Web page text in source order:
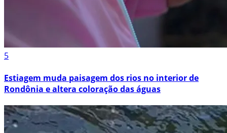
5
Estiagem muda paisagem dos rios no interior de
Rondônia e altera coloração das águas